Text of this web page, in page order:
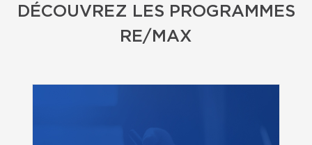
DÉCOUVREZ LES PROGRAMMES
RE/MAX